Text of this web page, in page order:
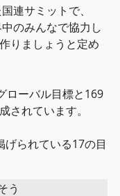
連サミットで、
のみんなで協力し
りましょうと定め
ローバル目標と169
されています。
げられている17の目
う